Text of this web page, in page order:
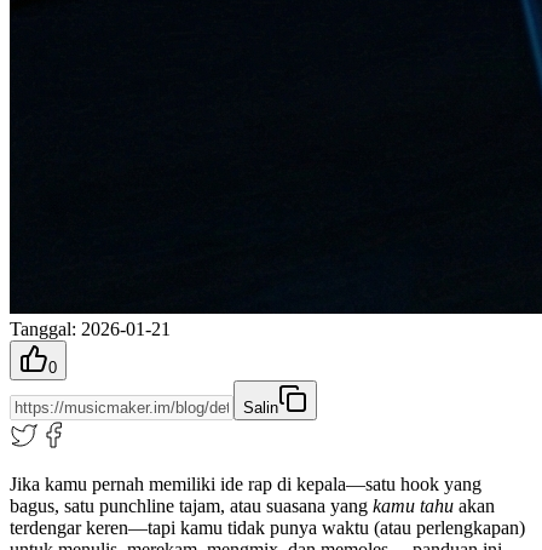
Tanggal: 2026-01-21
0
Salin
Jika kamu pernah memiliki ide rap di kepala—satu hook yang
bagus, satu punchline tajam, atau suasana yang kamu tahu akan
terdengar keren—tapi kamu tidak punya waktu (atau perlengkapan)